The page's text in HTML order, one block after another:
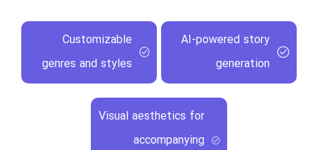
AI-powered story
generation
Customizable
genres and styles
Visual aesthetics for
accompanying